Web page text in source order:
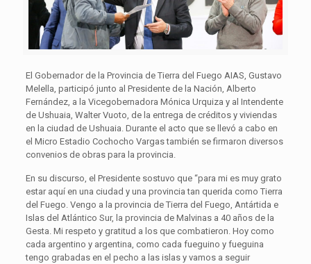
El Gobernador de la Provincia de Tierra del Fuego AIAS, Gustavo
Melella, participó junto al Presidente de la Nación, Alberto
Fernández, a la Vicegobernadora Mónica Urquiza y al Intendente
de Ushuaia, Walter Vuoto, de la entrega de créditos y viviendas
en la ciudad de Ushuaia. Durante el acto que se llevó a cabo en
el Micro Estadio Cochocho Vargas también se firmaron diversos
convenios de obras para la provincia.
En su discurso, el Presidente sostuvo que “para mi es muy grato
estar aquí en una ciudad y una provincia tan querida como Tierra
del Fuego. Vengo a la provincia de Tierra del Fuego, Antártida e
Islas del Atlántico Sur, la provincia de Malvinas a 40 años de la
Gesta. Mi respeto y gratitud a los que combatieron. Hoy como
cada argentino y argentina, como cada fueguino y fueguina
tengo grabadas en el pecho a las islas y vamos a seguir